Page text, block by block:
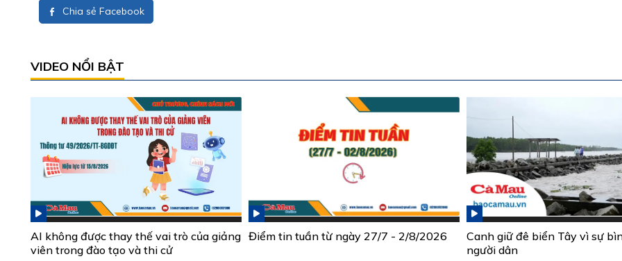
Chia sẻ Facebook
VIDEO NỔI BẬT
AI không được thay thế vai trò của giảng
viên trong đào tạo và thi cử
Điểm tin tuần từ ngày 27/7 - 2/8/2026
Canh giữ đê biển Tây vì sự
người dân